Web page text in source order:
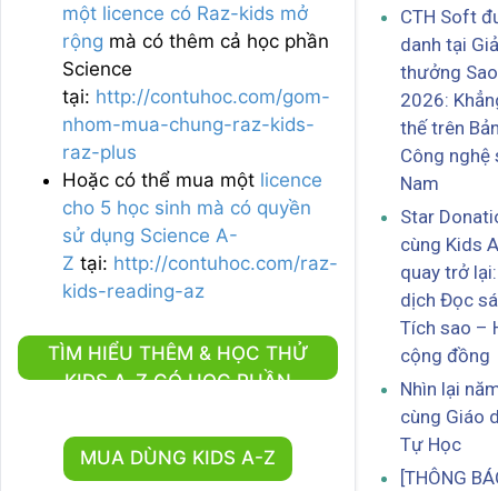
một licence có Raz-kids mở
rộng mà có thêm cả học phần
Science
tại: http://contuhoc.com/gom-
nhom-mua-chung-raz-kids-
raz-plus
Hoặc có thể mua một licence
cho 5 học sinh mà có quyền
sử dụng Science A-
Z tại: http://contuhoc.com/raz-
kids-reading-az
TÌM HIỂU THÊM & HỌC THỬ
KIDS A-Z CÓ HỌC PHẦN
MUA DÙNG KIDS A-Z
CTH Soft
danh tại
thưởng
2026:
thế trên
Công nghệ
Nam
Star
cùng Kids
quay trở
dịch Đọc
Tích sao –
cộng đồng
Nhìn lại
cùng Giáo
Tự Học
[THÔNG